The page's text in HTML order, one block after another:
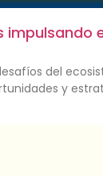
del
y